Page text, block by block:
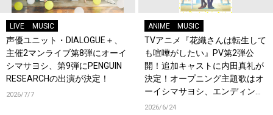
LIVE MUSIC
声優ユニット・DIALOGUE＋、
主催2マンライブ第8弾にオーイ
シマサヨシ、第9弾にPENGUIN
RESEARCHの出演が決定！
2026/7/7
ANIME MUSIC
TVアニメ『花織さんは転生して
も喧嘩がしたい』PV第2弾公
開！追加キャストに内田真礼が
決定！オープニング主題歌はオ
ーイシマサヨシ、エンディング
主題歌は内田真礼が担当！
2026/6/24